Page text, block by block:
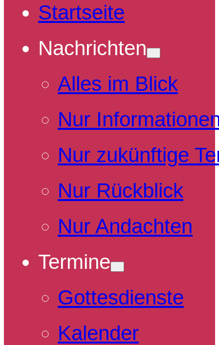
Startseite
Nachrichten
Alles im Blick
Nur
Nur zukünftige
Nur Rückblick
Nur Andachten
Termine
Gottesdienste
Kalender